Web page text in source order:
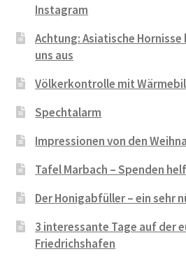
Instagram
Achtung: Asiatische
uns aus
Völkerkontrolle mit
Spechtalarm
Impressionen von den
Tafel Marbach – Spenden
Der Honigabfüller – ein sehr
3 interessante Tage auf der
Friedrichshafen